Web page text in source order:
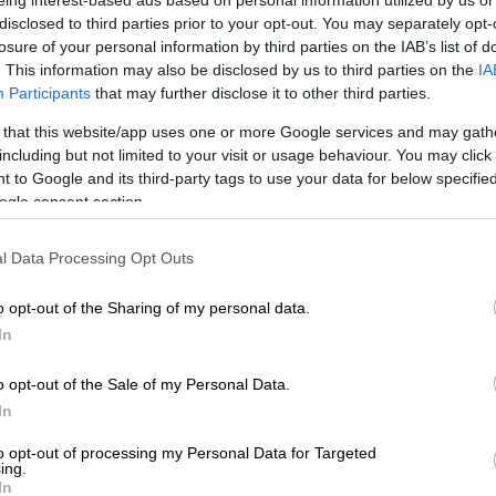
to third parties prior to your opt-out. You may separately
of your personal information by third parties on the IAB’s list of
This information may also be disclosed by us to third parties on the
Participants that may further disclose it to other third parties.
that this website/app uses one or more Google services and may
but not limited to your visit or usage behaviour. You may
to Google and its third-party tags to use your data for below
consent section.
Data Processing Opt Outs
opt-out of the Sharing of my personal data.
opt-out of the Sale of my Personal Data.
opt-out of processing my Personal Data for Targeted
Ελλάδα|25.09.2023 06:45
Μεροκάματα... του τρόμου στα
ενεργοποιηθεί το panic button; Τι
ζητούν οι εργαζόμενοι για να
νιώθουν ασφαλείς με τους
Απανωτές επιθέσεις στα λεωφορεία
της Αθήνας με περιστατικά που
καταλήγουν ακόμα και σε βαρύτατους
καταγράφονται τους τελευταίους